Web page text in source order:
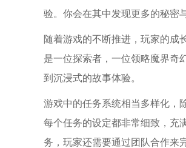
验。你会在其中发现更多的秘密
随着游戏的不断推进，玩家的成
是一位探索者，一位领略魔界奇
到沉浸式的故事体验。
游戏中的任务系统相当多样化，
每个任务的设定都非常细致，充
务，玩家还需要通过团队合作来